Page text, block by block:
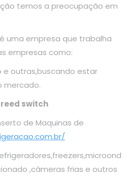
temos a preocupação em
uma empresa que trabalha
empresas como:
e outras,buscando estar
mercado.
switch
de Maquinas de
,câmeras frias e outros